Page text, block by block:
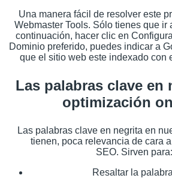
Una manera fácil de resolver este
Webmaster Tools. Sólo tienes que ir
continuación, hacer clic en
Dominio preferido, puedes indicar a
que el sitio web este indexado con
Las palabras clave en
optimización
Las palabras clave en negrita en
tienen, poca relevancia de cara
SEO. Sirven para:
Resaltar la